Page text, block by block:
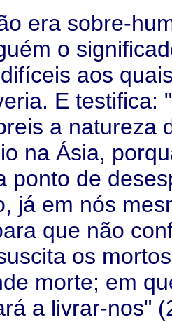
era sobre-
o
aos
E testifica:
a natureza
na Ásia,
ponto de
já em nós
que não
os
morte; em
a livrar-nos"